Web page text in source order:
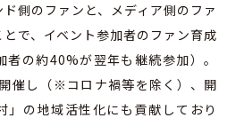
側のファンと、メディア側のファ
で、イベント参加者のファン育成
者の約40%が翌年も継続参加）。
催し（※コロナ禍等を除く）、開
」の地域活性化にも貢献しており